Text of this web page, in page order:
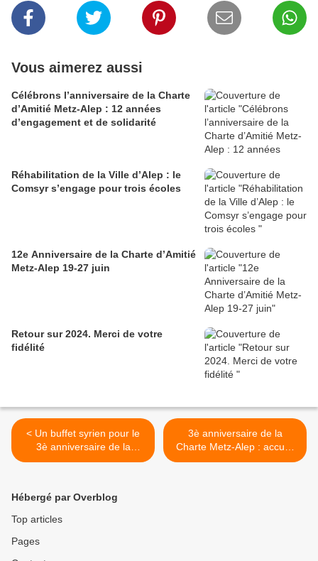
Vous aimerez aussi
Célébrons l’anniversaire de la Charte
d’Amitié Metz-Alep : 12 années
d’engagement et de solidarité
Réhabilitation de la Ville d’Alep : le
Comsyr s’engage pour trois écoles
12e Anniversaire de la Charte d’Amitié
Metz-Alep 19-27 juin
Retour sur 2024. Merci de votre
fidélité
< Un buffet syrien pour le
3è anniversaire de la
Charte d'Amitié Metz-Alep
3è anniversaire de la
Charte Metz-Alep : accueil
de la délégation >
Hébergé par Overblog
Top articles
Pages